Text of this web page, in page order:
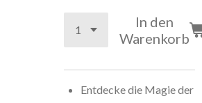
In den
Warenkorb
Entdecke die Magie der